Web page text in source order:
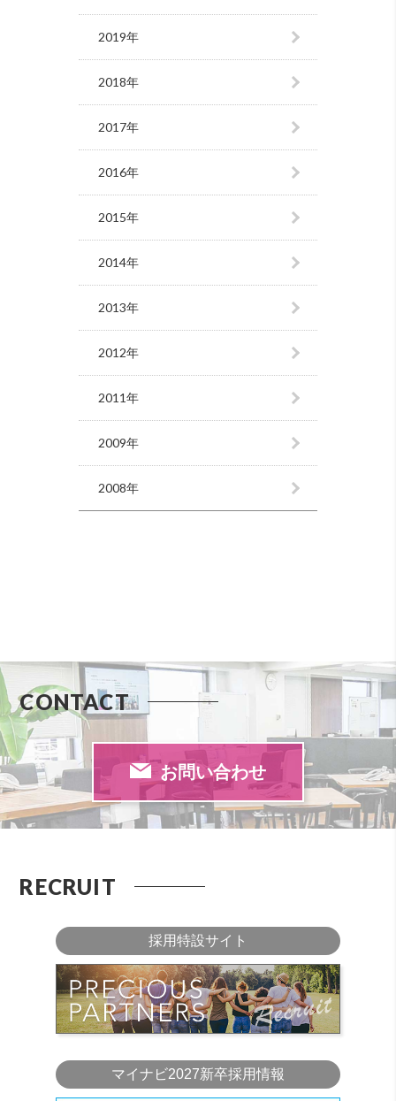
2019年
2018年
2017年
2016年
2015年
2014年
2013年
2012年
2011年
2009年
2008年
CONTACT
お問い合わせ
RECRUIT
採用特設サイト
マイナビ2027新卒採用情報